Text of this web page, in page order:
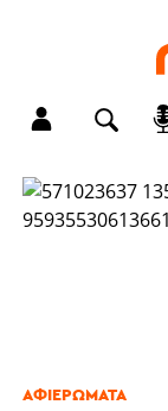
ΑΦΙΕΡΏΜΑΤΑ